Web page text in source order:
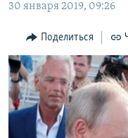
ТЕЛЕПРОЕКТ
СОВЕТЫ
ПРОПАВШИЕ БЕЗ ВЕСТИ
ПОБЕДИТЕЛЕЙ НЕ
КАК ОБОЙТИ
Українською
Qırımtatar
ПРИСОЕДИНЯЙТЕСЬ!
30 января 2019, 09:26
Поделиться